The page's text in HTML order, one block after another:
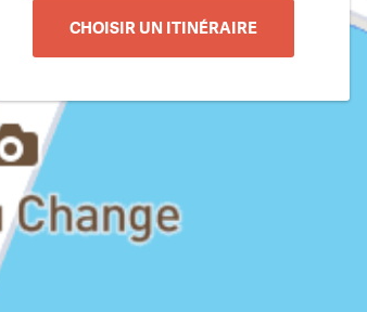
CHOISIR UN ITINÉRAIRE